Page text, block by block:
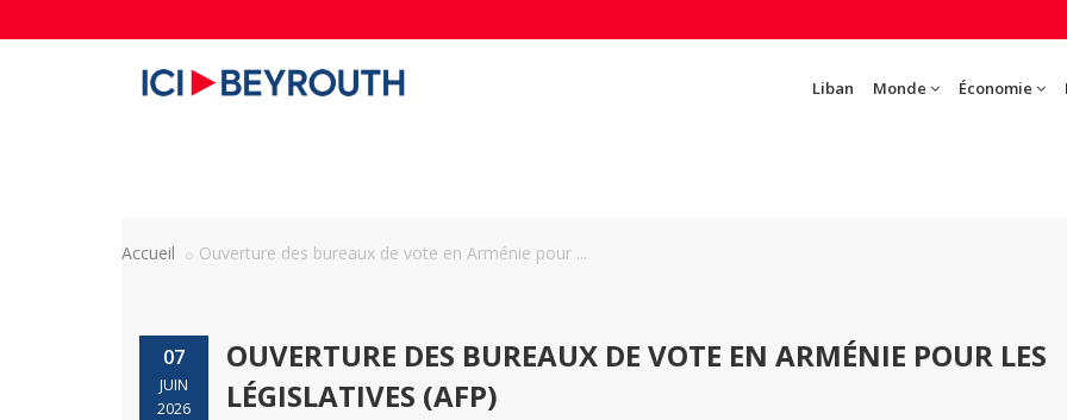
Liban Monde Économie
Accueil Ouverture des bureaux de vote en Arménie pour ...
07
JUIN
2026
OUVERTURE DES BUREAUX DE VOTE EN ARMÉNIE POUR LES
LÉGISLATIVES (AFP)